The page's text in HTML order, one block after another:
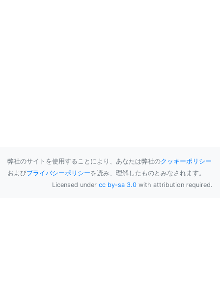
弊社のサイトを使用することにより、あなたは弊社のクッキーポリシー
およびプライバシーポリシーを読み、理解したものとみなされます。
Licensed under cc by-sa 3.0 with attribution required.